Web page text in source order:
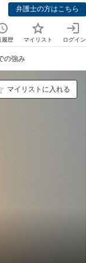
弁護士の方はこちら
履歴 マイリスト ログイン
の強み
マイリストに入れる